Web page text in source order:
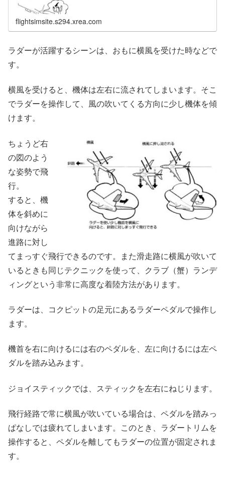
flightsimsite.s294.xrea.com
ラダーが活躍するシーンは、おもに横風を受けた時などで
す。
横風を受けると、機体は左右に流されてしまいます。そこ
でラダーを操作して、風の吹いてくる方向に少し機体を傾
けます。
ちょうど右
の図のよう
な姿勢で飛
行。
すると、機
体を斜めに
向けながら
進路に対し
てまっすぐ飛行できるのです。また滑走路に横風が吹いて
いるときも同じテクニックを使って、クラブ（蟹）ランデ
ィングという非常に高度な着陸方法があります。
ラダーは、コクピットの足元にあるラダーペダルで操作し
ます。
機首を右に向けるには右のペダルを、左に向けるには左ペ
ダルを踏み込みます。
ジョイスティックでは、スティックを左右にねじります。
飛行経路で常に横風が吹いている場合は、ペダルを踏みっ
ぱなしでは疲れてしまいます。このとき、ラダートリムを
操作すると、ペダルを離してもラダーの位置が固定されま
す。